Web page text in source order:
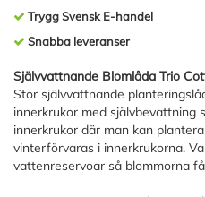
Trygg Svensk E-handel
Snabba leveranser
Självvattnande Blomlåda Trio
Stor självvattnande
innerkrukor med självbevattning
innerkrukor där man kan
vinterförvaras i innerkrukorna.
vattenreservoar så blommorna